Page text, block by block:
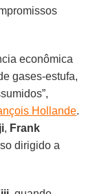
econômica
gases-estufa,
Hollande.
, Frank
dirigido a